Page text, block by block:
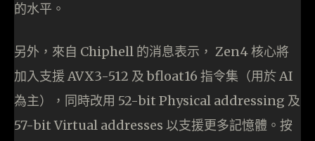
的水平。
另外，來自 Chiphell 的消息表示， Zen4 核心將
加入支援 AVX3-512 及 bfloat16 指令集（用於 AI
為主），同時改用 52-bit Physical addressing 及
57-bit Virtual addresses 以支援更多記憶體。按